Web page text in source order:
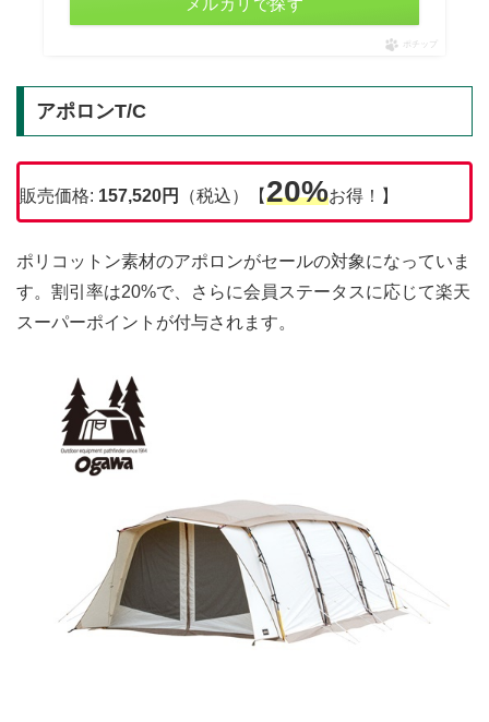
メルカリで探す
ポチップ
アポロンT/C
販売価格: 157,520円 （税込）【20%お得！】
ポリコットン素材のアポロンがセールの対象になっていま
す。割引率は20%で、さらに会員ステータスに応じて楽天
スーパーポイントが付与されます。